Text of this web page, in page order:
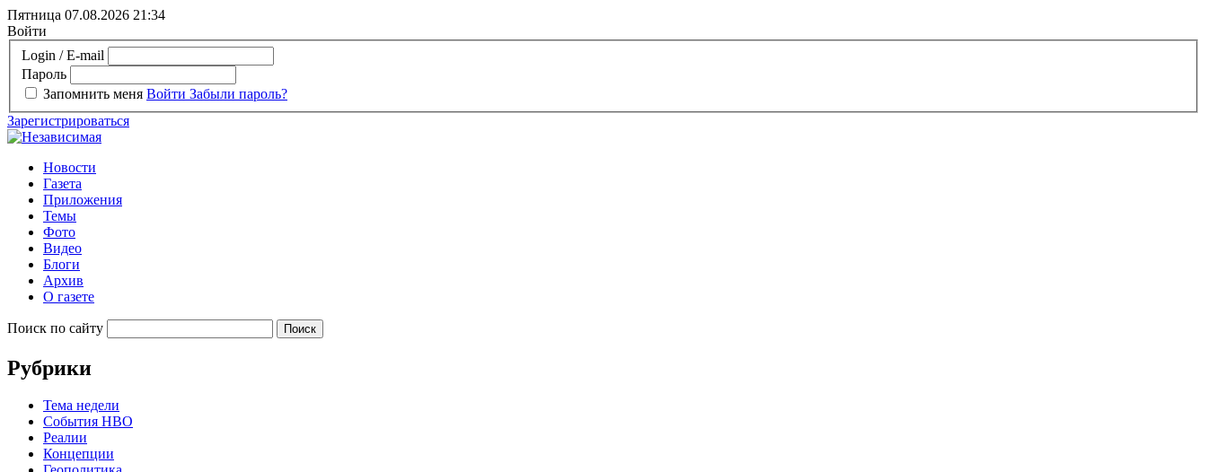
Пятница 07.08.2026 21:34
Войти
Login / E-mail
Пароль
Запомнить меня Войти Забыли пароль?
Зарегистрироваться
Новости
Газета
Приложения
Темы
Фото
Видео
Блоги
Архив
О газете
Поиск по сайту
Рубрики
Тема недели
События НВО
Реалии
Концепции